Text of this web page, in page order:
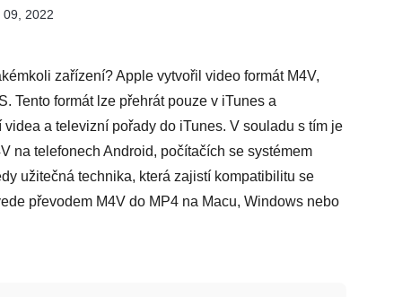
09, 2022
zařízení? Apple vytvořil video formát M4V,
Tento formát lze přehrát pouze v iTunes a
a televizní pořady do iTunes. V souladu s tím je
na telefonech Android, počítačích se systémem
užitečná technika, která zajistí kompatibilitu se
převodem M4V do MP4 na Macu, Windows nebo